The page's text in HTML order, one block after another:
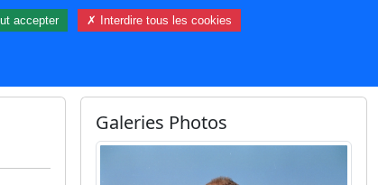
Galeries Photos
accepter ✗ Interdire tous les cookies